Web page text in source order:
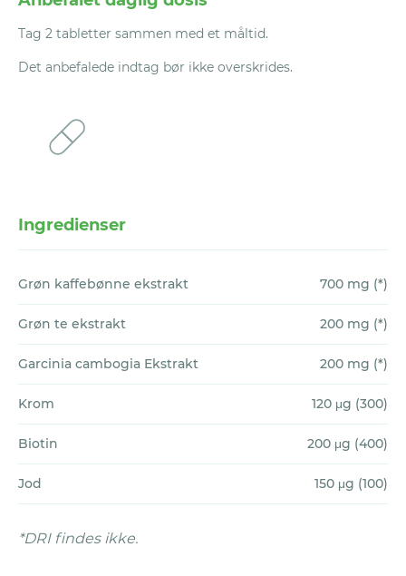
fleste tilfælde tager det op til 24 timer at
behandle anmodningen.
tilfreds med et Vitaliv-produkt, efter at du
har prøvet det i en periode på 180 dage,
giver vi dig alle pengene tilbage, bortset fra
Du skal gøre krav om dette inden for 30
blisterpakninger samt ubrugte produkter
skal returneres til Vitaliv for egen regning.
Hvorfor vil vi gerne have de tomme pakker
igen? Faktisk af samme grund som at vores
mærke en forbedring med vores
kosttilskud, skal du tage dem i en længere
periode. Som regel varer den periode
mellem 3-6 måneder, men for nogle
personer kan det måske endda tage
For at fremsætte et krav:
Tag 2 tabletter sammen med et måltid.
Det anbefalede indtag bør ikke overskrides.
Ingredienser
Grøn kaffebønne ekstrakt 700 mg (*)
Grøn te ekstrakt 200 mg (*)
Garcinia cambogia Ekstrakt 200 mg (*)
Krom 120 μg (300)
Biotin 200 μg (400)
Jod 150 μg (100)
*DRI findes ikke.